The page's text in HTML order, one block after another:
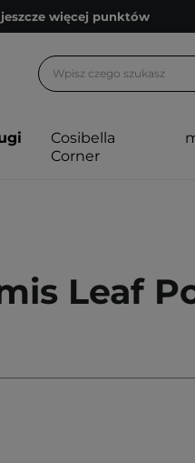
więcej punktów
kosmetologiczne
więcej punktów
Cosibella
Corner
Leaf